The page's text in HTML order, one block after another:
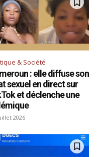
& Société
: elle diffuse son
sexuel en direct sur
et déclenche une
2026